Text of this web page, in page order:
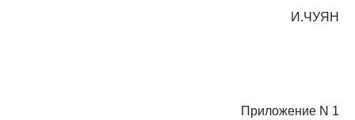
И.ЧУЯН
Приложение N 1